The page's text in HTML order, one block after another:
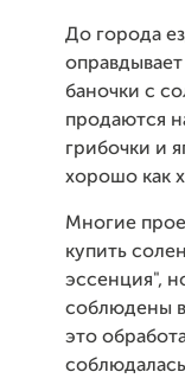
До города
баночки с
продаются
грибочки и
хорошо как
Многие
купить
эссенция",
соблюдены
это